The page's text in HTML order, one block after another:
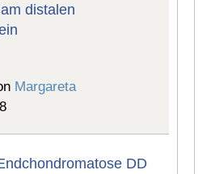
distalen
Margareta
DD